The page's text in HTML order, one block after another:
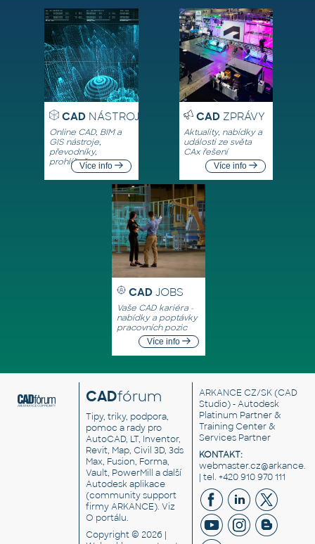
CADNÁSTROJE
Online CAD, BIM a
GIS nástroje,
převodníky,
prohlížečeVíce info
CADZPRÁVY
Aktuality, nabídky a
události ze světa
CAx řešení
Více info
CAD JOBS
Vaše CAD kariéra -
nabídky a poptávky
pracovních pozic
Více info
CADfórum
Tipy, triky, podpora,
pomoc a rady pro
AutoCAD, LT, Inventor,
Revit, Map, Civil 3D, 3ds
Max, Fusion, Forma,
Vault, PowerMill a další
Autodesk aplikace
(community support
firmy ARKANCE). Viz
O portálu.
Copyright © 2026 |
ARKANCE CZ/SK(CAD
Studio) - Autodesk
Platinum Partner &
Training Center &
Services Partner
KONTAKT:
| tel. +420 910 970 111